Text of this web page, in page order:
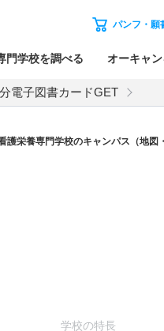
パンフ・願
門学校を調べる オーキャ
電子図書カードGET
護栄養専門学校のキャンパス（地図
学校の特長